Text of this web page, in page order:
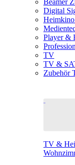
Beamer
Digital
Player &
TV
TV &
Zubehör
TV &